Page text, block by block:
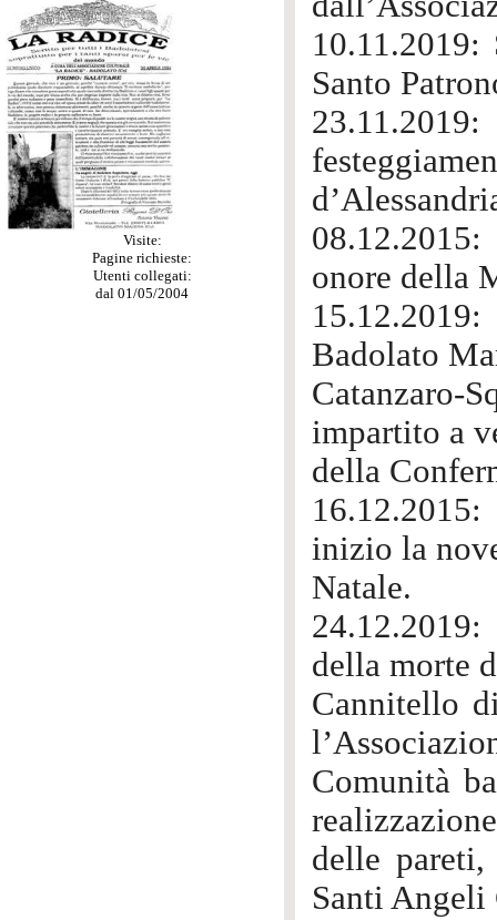
Visite:
Pagine richieste:
Utenti collegati:
dal 01/05/2004
Santo
onore della
Badolato
Catanzaro-
impartito a
della
inizio la
Natale.
della morte
Cannitello
Comunità
delle
Santi Angeli